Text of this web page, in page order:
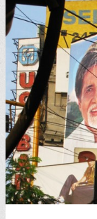
(2006,
mit
Ajay
Devgn,
Kareena
Kapoor)
–
mit
Videos
–
8
Sterne